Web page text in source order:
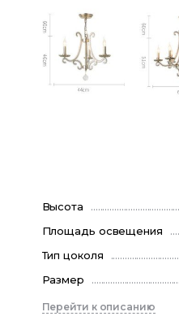
Высота
Площадь освещения
Тип цоколя
Размер
Перейти к описанию